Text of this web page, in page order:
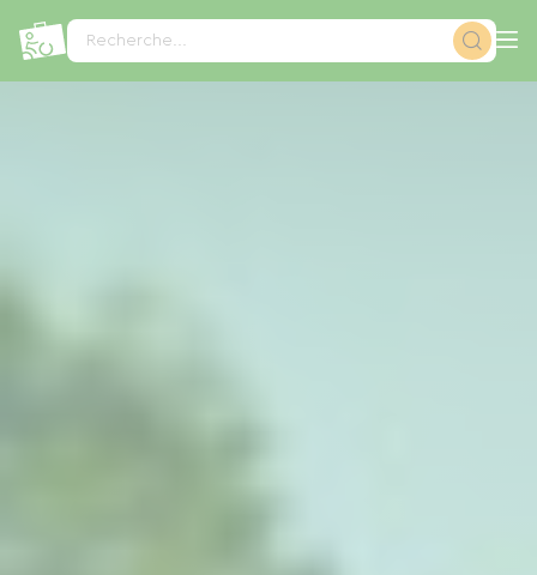
Recherche...
Panneau de gestion des cookies